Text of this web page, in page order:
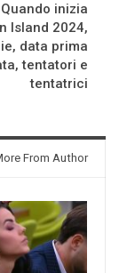
Quando inizia
Island 2024,
data prima
tentatori e
tentatrici
From Author